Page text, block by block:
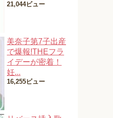
21,044ビュー
美奈子第7子出産
で爆報!THEフラ
イデーが密着！
妊...
16,255ビュー